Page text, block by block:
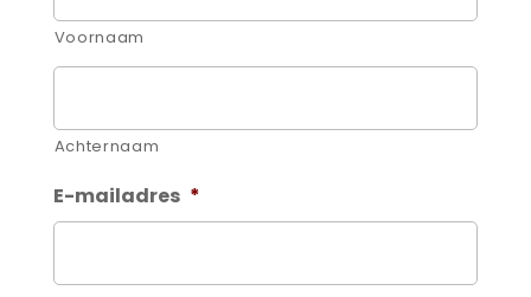
Voornaam
Achternaam
E-mailadres *